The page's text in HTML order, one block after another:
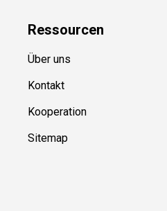
Ressourcen
Über uns
Kontakt
Kooperation
Sitemap